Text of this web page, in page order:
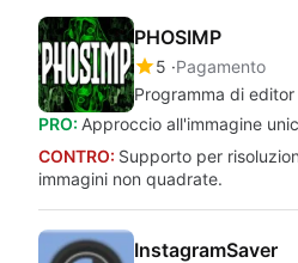
PHOSIMP
5 Pagamento
Programma di
PRO: Approccio all'immagine
CONTRO: Supporto per
immagini non quadrate.
InstagramSaver